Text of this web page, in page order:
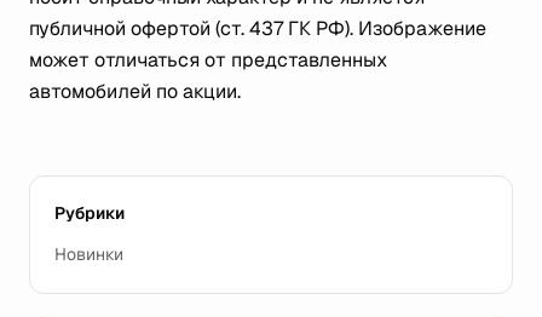
публичной офертой (ст. 437 ГК РФ). Изображение
может отличаться от представленных
автомобилей по акции.
Рубрики
Новинки